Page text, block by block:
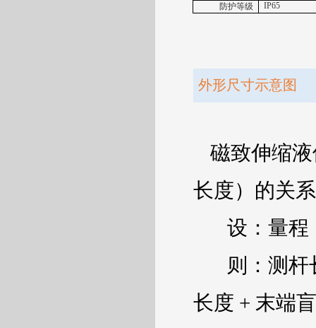
防护等级
IP65
外形尺寸示意图
磁致伸缩
长度）的关
设：量程
则：测杆
长度 + 末端